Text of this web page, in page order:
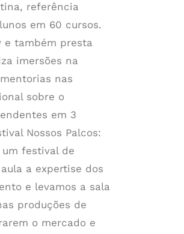
referência
em 60 cursos.
e também presta
imersões na
nas
sobre o
em 3
Nossos Palcos:
festival de
a expertise dos
e levamos a sala
produções de
o mercado e